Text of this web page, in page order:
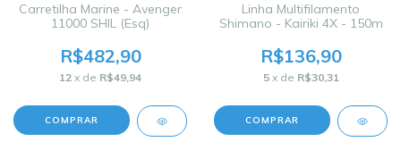
Carretilha Marine - Avenger
11000 SHIL (Esq)
R$482,90
12 x de R$49,94
Linha Multifilamento
Shimano - Kairiki 4X - 150m
R$136,90
5 x de R$30,31
COMPRAR